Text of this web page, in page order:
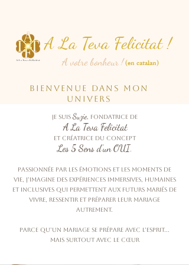
Je suis Suzie, fondatrice dE
A La Teva Felicitat
et créatrice du concept
Les 5 Sens d’un OUI
Passionnée par les émotions et les moments de
vie, j’imagine des expériences immersives, humaines
et inclusives qui permettent aux futurs mariés de
vivre, ressentir et préparer leur mariage
autrement.
Parce qu’un mariage se prépare avec l’esprit…
mais surtout avec le cœur
A votre bonheur !(en catalan)
Bienvenue dans mon
univers
A La Teva Felicitat !